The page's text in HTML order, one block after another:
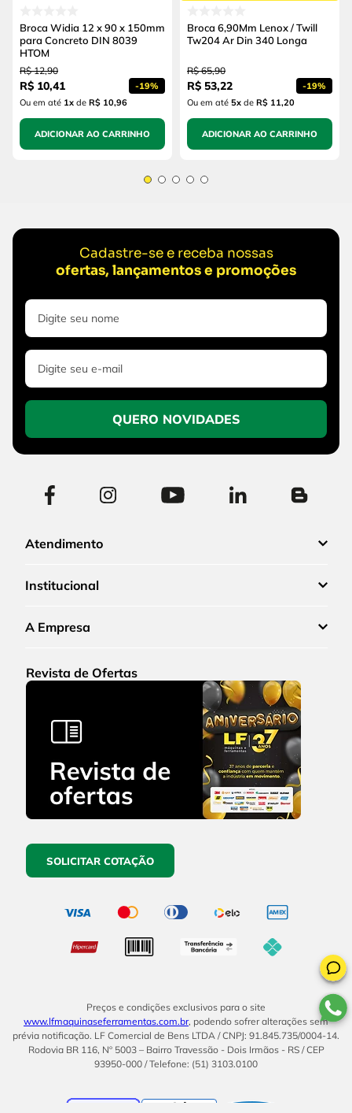
Broca Widia 12 x 90 x 150mm
para Concreto DIN 8039
HTOM
R$ 12,90
R$ 10,41 -19%
Ou em até 1x de R$ 10,96
ADICIONAR AO CARRINHO
Broca 6,90Mm Lenox / Twill
Tw204 Ar Din 340 Longa
R$ 65,90
R$ 53,22 -19%
Ou em até 5x de R$ 11,20
ADICIONAR AO CARRINHO
Cadastre-se e receba nossas
ofertas, lançamentos e promoções
QUERO NOVIDADES
Atendimento
Institucional
A Empresa
Revista de Ofertas
SOLICITAR COTAÇÃO
Preços e condições exclusivos para o site
www.lfmaquinaseferramentas.com.br, podendo sofrer alterações sem
prévia notificação. LF Comercial de Bens LTDA / CNPJ: 91.845.735/0004-14.
Rodovia BR 116, Nº 5003 – Bairro Travessão - Dois Irmãos - RS / CEP
93950-000 / Telefone: (51) 3103.0100